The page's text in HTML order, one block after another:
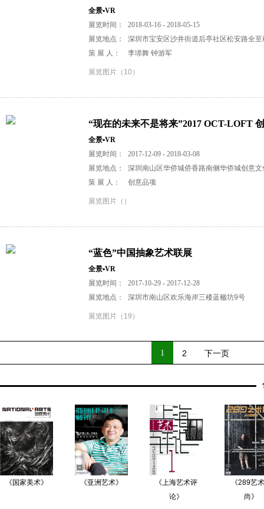
全景▪VR
展览时间：
2018-03-16 - 2018-05-15
展览地点：
深圳市宝安区沙井街道后亭社区松安路全
策 展 人：
李塨舞 钟游军
展览图片（10）
“现在的未来不是将来”2017 OCT-LOFT
全景▪VR
展览时间：
2017-12-09 - 2018-03-08
展览地点：
深圳南山区华侨城侨香路南侧华侨城创意文
策 展 人：
创意品项
展览图片（）
“蓝色”中国抽象艺术联展
全景▪VR
展览时间：
2017-10-29 - 2017-12-28
展览地点：
深圳市南山区欢乐海岸三楼蓝楹坊9号
展览图片（19）
1 2 下一页
《国家美术》 《亚洲艺术》
《上海艺术评
论》
《289艺
尚》